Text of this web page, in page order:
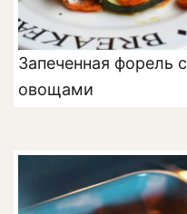
Запеченная форель с
овощами